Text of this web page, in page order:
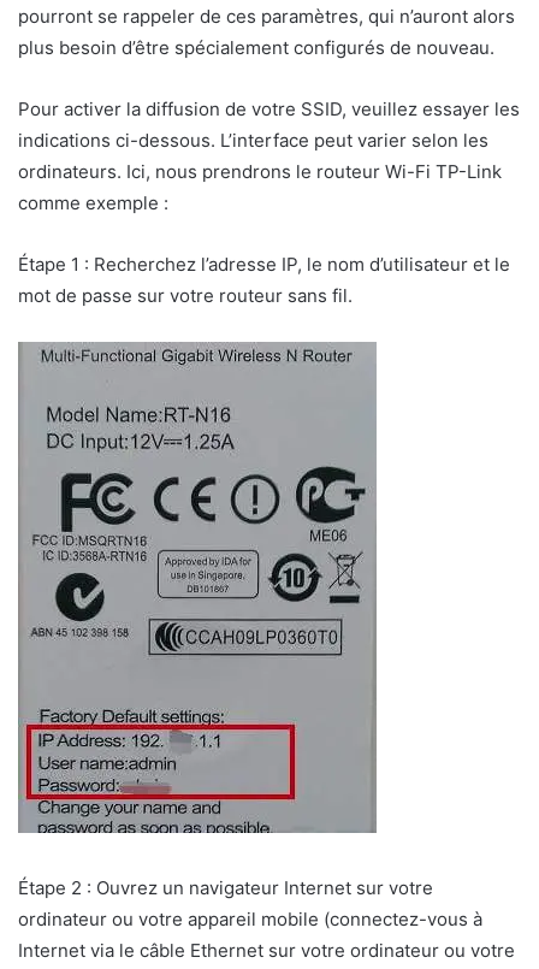
pourront se rappeler de ces paramètres, qui n’auront alors
plus besoin d’être spécialement configurés de nouveau.
Pour activer la diffusion de votre SSID, veuillez essayer les
indications ci-dessous. L’interface peut varier selon les
ordinateurs. Ici, nous prendrons le routeur Wi-Fi TP-Link
comme exemple :
Étape 1 : Recherchez l’adresse IP, le nom d’utilisateur et le
mot de passe sur votre routeur sans fil.
Étape 2 : Ouvrez un navigateur Internet sur votre
ordinateur ou votre appareil mobile (connectez-vous à
Internet via le câble Ethernet sur votre ordinateur ou votre